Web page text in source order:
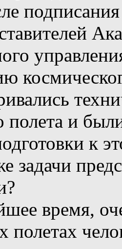
полета и
к
задачи
время,
полетах